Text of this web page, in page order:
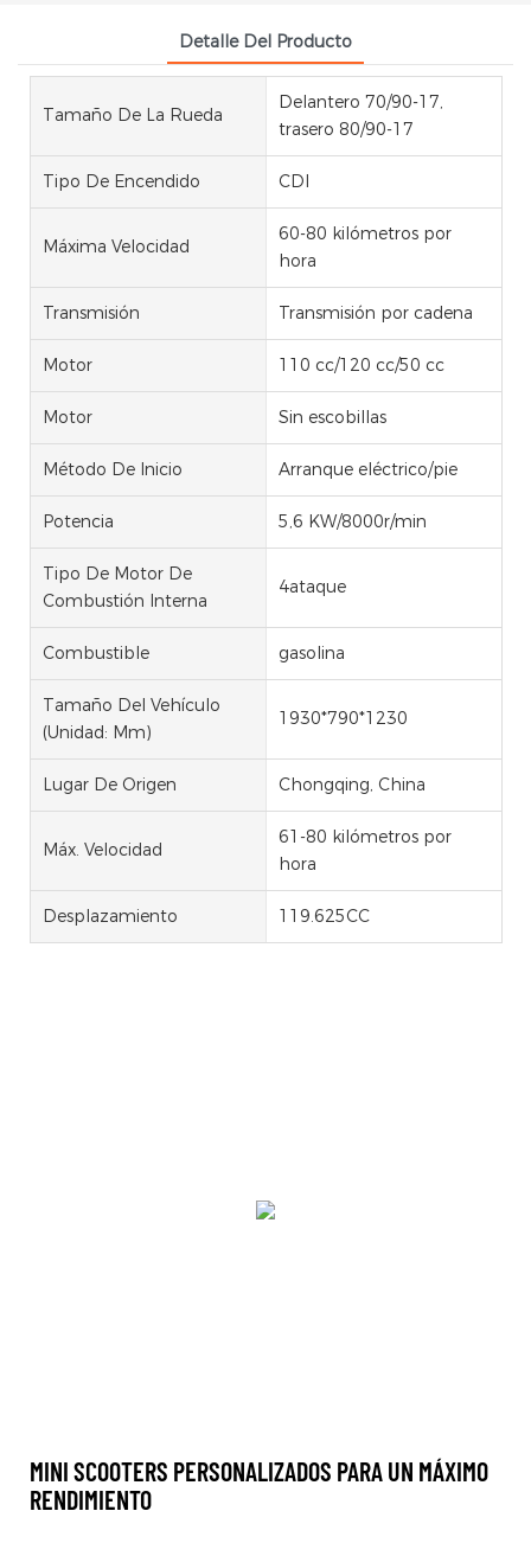
Detalle Del Producto
Tamaño De La Rueda
Delantero 70/90-17,
trasero 80/90-17
Tipo De Encendido CDI
Máxima Velocidad
60-80 kilómetros por
hora
Transmisión Transmisión por cadena
Motor 110 cc/120 cc/50 cc
Motor Sin escobillas
Método De Inicio Arranque eléctrico/pie
Potencia 5,6 KW/8000r/min
Tipo De Motor De
Combustión Interna
4ataque
Combustible gasolina
Tamaño Del Vehículo
(unidad: Mm)
1930*790*1230
Lugar De Origen Chongqing, China
Máx. Velocidad
61-80 kilómetros por
hora
Desplazamiento 119.625CC
MINI SCOOTERS PERSONALIZADOS PARA UN MÁXIMO
RENDIMIENTO